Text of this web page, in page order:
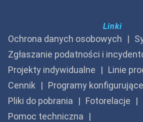
Linki
Ochrona danych osobowych
Zgłaszanie podatności i
Projekty indywidualne
Linie
Cennik
Programy konfigurujące
Pliki do pobrania
Fotorelacje
Pomoc techniczna